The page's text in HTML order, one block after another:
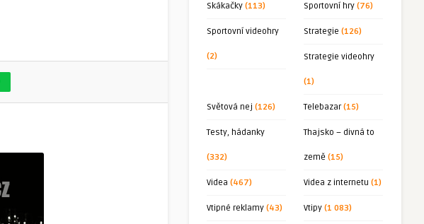
Skákačky (113) Sportovní hry (76)
Sportovní videohry
(2)
Strategie (126)
Strategie videohry
(1)
Světová nej (126) Telebazar(15)
Testy, hádanky
(332)
Thajsko – divná to
země (15)
Videa (467) Videa z internetu (1)
Vtipné reklamy (43) Vtipy (1 083)